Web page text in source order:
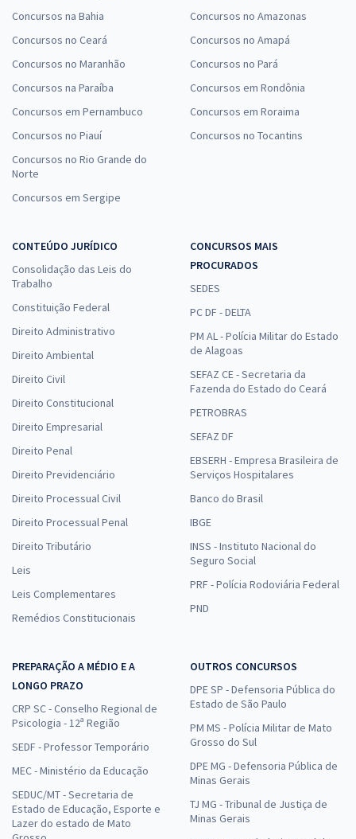
Concursos na Bahia
Concursos no Ceará
Concursos no Maranhão
Concursos na Paraíba
Concursos em Pernambuco
Concursos no Piauí
Concursos no Rio Grande do
Norte
Concursos em Sergipe
Concursos no Amazonas
Concursos no Amapá
Concursos no Pará
Concursos em Rondônia
Concursos em Roraima
Concursos no Tocantins
CONTEÚDO JURÍDICO
Consolidação das Leis do
Trabalho
Constituição Federal
Direito Administrativo
Direito Ambiental
Direito Civil
Direito Constitucional
Direito Empresarial
Direito Penal
Direito Previdenciário
Direito Processual Civil
Direito Processual Penal
Direito Tributário
Leis
Leis Complementares
Remédios Constitucionais
CONCURSOS MAIS
PROCURADOS
SEDES
PC DF - DELTA
PM AL - Polícia Militar do Estado
de Alagoas
SEFAZ CE - Secretaria da
Fazenda do Estado do Ceará
PETROBRAS
SEFAZ DF
EBSERH - Empresa Brasileira de
Serviços Hospitalares
Banco do Brasil
IBGE
INSS - Instituto Nacional do
Seguro Social
PRF - Polícia Rodoviária Federal
PND
PREPARAÇÃO A MÉDIO E A
LONGO PRAZO
CRP SC - Conselho Regional de
Psicologia - 12ª Região
SEDF - Professor Temporário
MEC - Ministério da Educação
SEDUC/MT - Secretaria de
Estado de Educação, Esporte e
Lazer do estado de Mato
OUTROS CONCURSOS
DPE SP - Defensoria Pública do
Estado de São Paulo
PM MS - Polícia Militar de Mato
Grosso do Sul
DPE MG - Defensoria Pública de
Minas Gerais
TJ MG - Tribunal de Justiça de
Minas Gerais